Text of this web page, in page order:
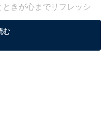
きが心までリフレッシ
2025年7月29〜30日の期
む